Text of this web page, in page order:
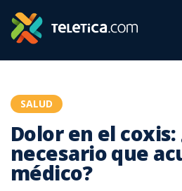
SALUD
Dolor en el coxis:
necesario que
médico?